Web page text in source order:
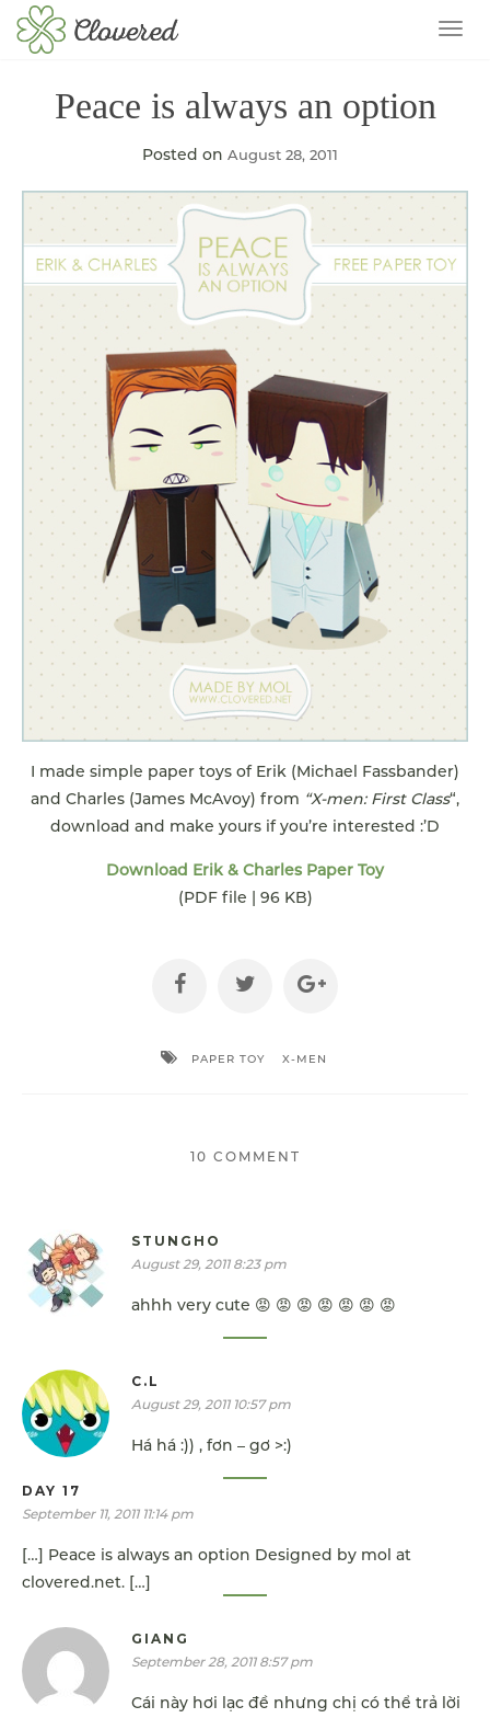
Peace is always an option
Posted on August 28, 2011
I made simple paper toys of Erik (Michael Fassbander)
and Charles (James McAvoy) from “X-men: First Class“,
download and make yours if you’re interested :’D
Download Erik & Charles Paper Toy
(PDF file | 96 KB)
PAPER TOY X-MEN
10 COMMENT
STUNGHO
August 29, 2011 8:23 pm
ahhh very cute 😡 😡 😡 😡 😡 😡 😡
C.L
August 29, 2011 10:57 pm
Há há :)) , fơn – gơ >:)
DAY 17
September 11, 2011 11:14 pm
[…] Peace is always an option Designed by mol at
clovered.net. […]
GIANG
September 28, 2011 8:57 pm
Cái này hơi lạc đề nhưng chị có thể trả lời